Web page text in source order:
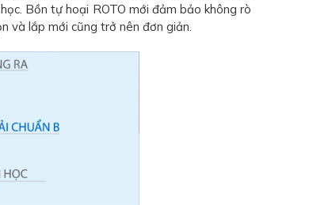
Bồn tự hoại ROTO mới đảm bảo không rò
và lắp mới cũng trở nên đơn giản.